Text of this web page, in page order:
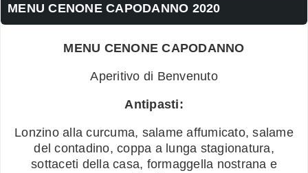
MENU CENONE CAPODANNO 2020
MENU CENONE CAPODANNO
Aperitivo di Benvenuto
Antipasti:
Lonzino alla curcuma, salame affumicato, salame
del contadino, coppa a lunga stagionatura,
sottaceti della casa, formaggella nostrana e